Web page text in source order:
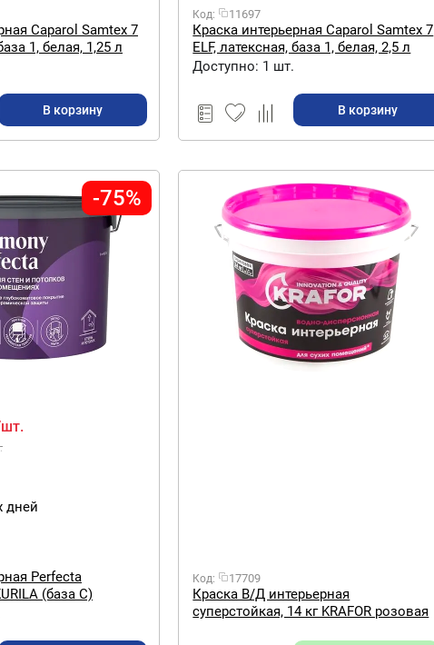
Caparol Samtex 7
1, белая, 1,25 л
В корзину
Код: 11697
Краска интерьерная Caparol Samtex 7
ELF, латексная, база 1, белая, 2,5 л
Доступно: 1 шт.
В корзину
-75%
дней
Perfecta
(база С)
Код: 17709
Краска В/Д интерьерная
суперстойкая, 14 кг KRAFOR розовая